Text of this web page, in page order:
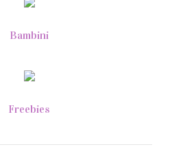
Bambini
Freebies